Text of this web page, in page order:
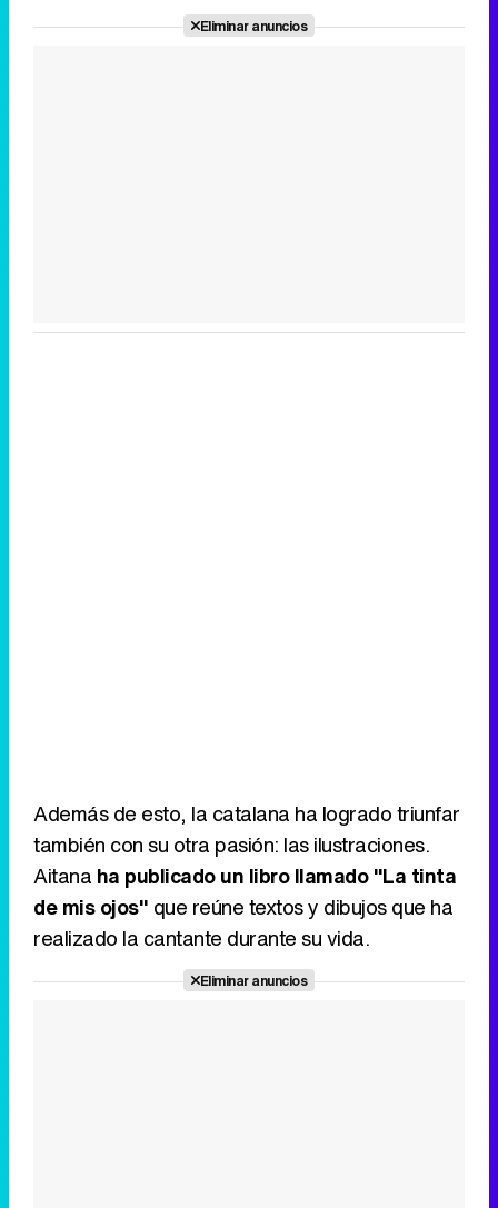
Eliminar anuncios
Además de esto, la catalana ha logrado triunfar
también con su otra pasión: las ilustraciones.
Aitana ha publicado un libro llamado "La tinta
de mis ojos" que reúne textos y dibujos que ha
realizado la cantante durante su vida.
Eliminar anuncios